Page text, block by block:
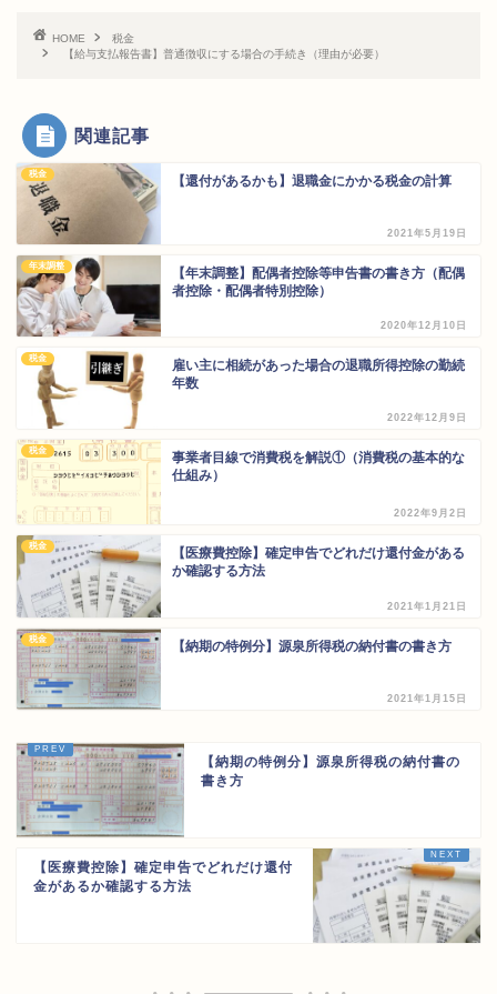
HOME
税金
【給与支払報告書】普通徴収にする場合の手続き（理由が必要）
関連記事
税金 【還付があるかも】退職金にかかる税金の計算
2021年5月19日
年末調整
【年末調整】配偶者控除等申告書の書き方（配偶
者控除・配偶者特別控除）
2020年12月10日
税金
雇い主に相続があった場合の退職所得控除の勤続
年数
2022年12月9日
税金
事業者目線で消費税を解説①（消費税の基本的な
仕組み）
2022年9月2日
税金
【医療費控除】確定申告でどれだけ還付金がある
か確認する方法
2021年1月21日
税金 【納期の特例分】源泉所得税の納付書の書き方
2021年1月15日
【納期の特例分】源泉所得税の納付書の
書き方
【医療費控除】確定申告でどれだけ還付
金があるか確認する方法